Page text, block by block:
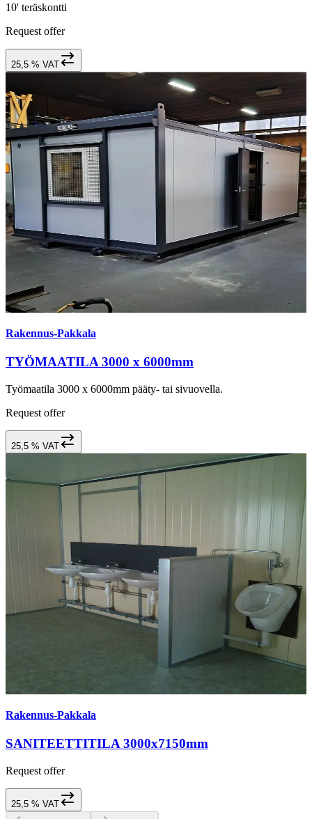
10' teräskontti
Request offer
25,5 % VAT
Rakennus-Pakkala
TYÖMAATILA 3000 x 6000mm
Työmaatila 3000 x 6000mm pääty- tai sivuovella.
Request offer
25,5 % VAT
Rakennus-Pakkala
SANITEETTITILA 3000x7150mm
Request offer
25,5 % VAT